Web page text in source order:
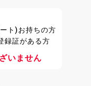
。面接を終えて審
意に達しましたら
が締結されるまで
ト)お持ちの方
録証がある方
いません